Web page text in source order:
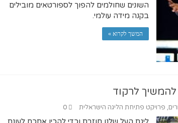
השונים שחולמים להפוך לספורטאים מובילים
בקנה מידה עולמי.
המשך לקרוא »
לרקוד
, פרויקט פתיחת הליגה הישראלית 0